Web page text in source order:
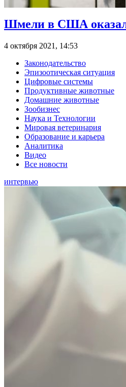
Шмели в США
4 октября 2021, 14:53
Законодательство
Эпизоотическая ситуация
Цифровые системы
Продуктивные животные
Домашние животные
Зообизнес
Наука и Технологии
Мировая ветеринария
Образование и карьера
Аналитика
Видео
Все новости
интервью